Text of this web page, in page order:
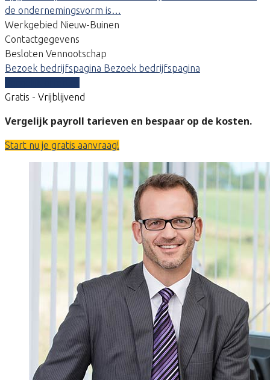
de ondernemingsvorm is…
Werkgebied Nieuw-Buinen
Contactgegevens
Besloten Vennootschap
Bezoek bedrijfspagina Bezoek bedrijfspagina
Gratis - Vrijblijvend
Vergelijk payroll tarieven en bespaar op de kosten.
Start nu je gratis aanvraag!